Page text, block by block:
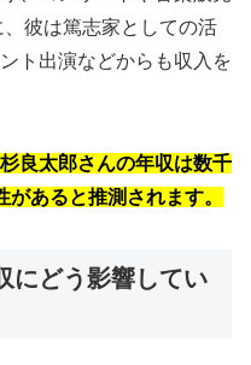
彼は篤志家としての活
ト出演などからも収入を
良太郎さんの年収は数千
あると推測されます。
にどう影響してい